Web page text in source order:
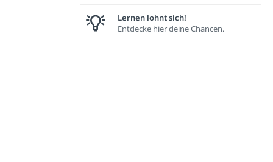
Lernen lohnt sich!
Entdecke hier deine Chancen.